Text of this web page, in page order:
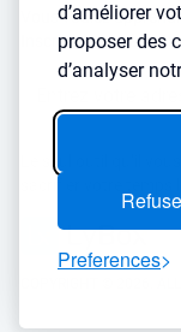
d’améliorer
proposer des
d’analyser
Preferences
Vous voulez
Inscrivez vous à